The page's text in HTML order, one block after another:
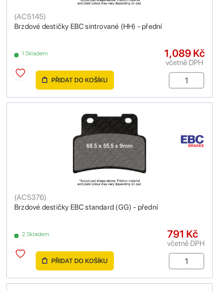
Brzdové destičky EBC sintrované (HH) - přední
(AC5145)
1 Skladem 1,089 Kč
včetně DPH
PŘIDAT DO KOŠÍKU
Brzdové destičky EBC standard (GG) - přední
(AC5376)
2 Skladem 791 Kč
včetně DPH
PŘIDAT DO KOŠÍKU